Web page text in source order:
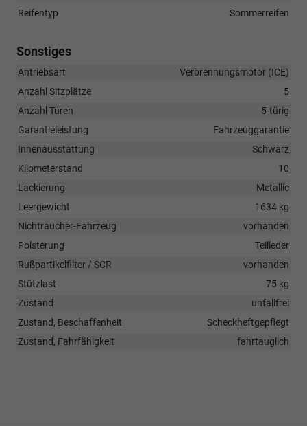
Reifentyp Sommerreifen
Sonstiges
Antriebsart
Verbrennungsmotor (ICE)
Anzahl Sitzplätze
5
Anzahl Türen
5-türig
Garantieleistung
Fahrzeuggarantie
Innenausstattung
Schwarz
Kilometerstand
10
Lackierung
Metallic
Leergewicht
1634 kg
Nichtraucher-Fahrzeug
vorhanden
Polsterung
Teilleder
Rußpartikelfilter / SCR
vorhanden
Stützlast
75 kg
Zustand
unfallfrei
Zustand, Beschaffenheit
Scheckheftgepflegt
Zustand, Fahrfähigkeit
fahrtauglich